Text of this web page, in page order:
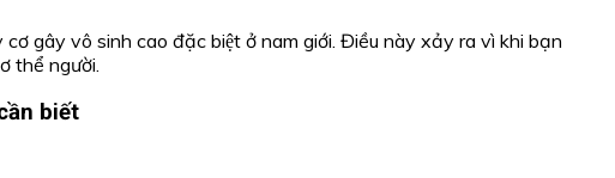
gây vô sinh cao đặc biệt ở nam giới. Điều này xảy ra vì khi bạn
thể người.
biết